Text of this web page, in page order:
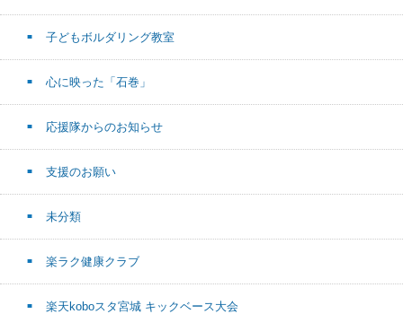
子どもボルダリング教室
心に映った「石巻」
応援隊からのお知らせ
支援のお願い
未分類
楽ラク健康クラブ
楽天koboスタ宮城 キックベース大会